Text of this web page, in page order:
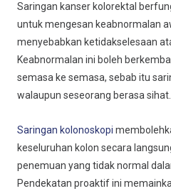
Saringan kanser kolorektal
untuk mengesan keabnormalan
menyebabkan ketidakselesaan
Keabnormalan ini boleh
semasa ke semasa, sebab itu
walaupun seseorang berasa sihat.
Saringan kolonoskopi
keseluruhan kolon secara
penemuan yang tidak normal
Pendekatan proaktif ini